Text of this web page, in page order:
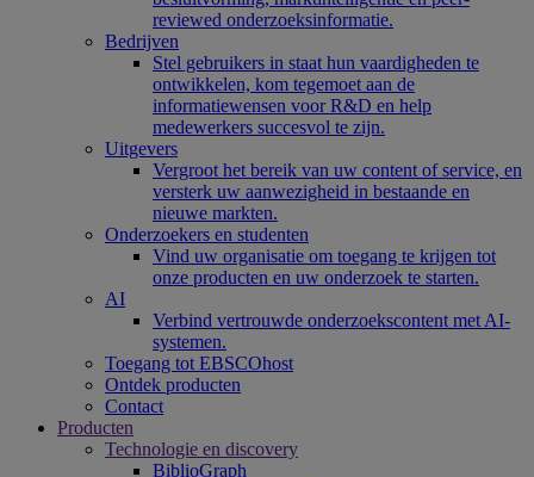
reviewed onderzoeksinformatie.
Bedrijven
Stel gebruikers in staat hun vaardigheden te
ontwikkelen, kom tegemoet aan de
informatiewensen voor R&D en help
medewerkers succesvol te zijn.
Uitgevers
Vergroot het bereik van uw content of service, en
versterk uw aanwezigheid in bestaande en
nieuwe markten.
Onderzoekers en studenten
Vind uw organisatie om toegang te krijgen tot
onze producten en uw onderzoek te starten.
AI
Verbind vertrouwde onderzoekscontent met AI-
systemen.
Toegang tot EBSCOhost
Ontdek producten
Contact
Producten
Technologie en discovery
BiblioGraph